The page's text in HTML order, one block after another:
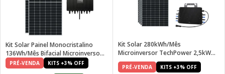
Kit Solar Painel Monocristalino
136Wh/mês Bifacial Microinversor
Techpower 2kW 220V
PRÉ-VENDA KITS +3% OFF
Kit Solar 280kWh/Mês
Microinversor TechPower 2,5kW
Monofásico 220V
PRÉ-VENDA KITS +3% OFF